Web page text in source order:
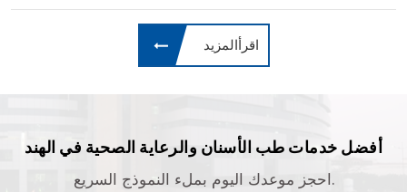
اقرأالمزيد
أفضل خدمات طب الأسنان والرعاية الصحية في الهند
احجز موعدك اليوم بملء النموذج السريع.